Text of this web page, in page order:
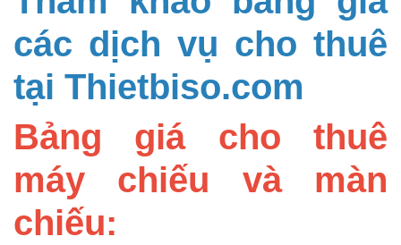
các dịch vụ cho thuê
tại Thietbiso.com
Bảng giá cho thuê
máy chiếu và màn
chiếu: